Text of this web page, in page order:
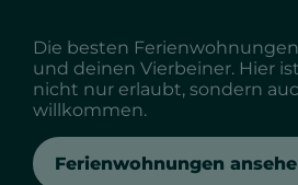
Die besten
und deinen Vierbeiner. Hier
nicht nur erlaubt, sondern
willkommen.
Ferienwohnungen